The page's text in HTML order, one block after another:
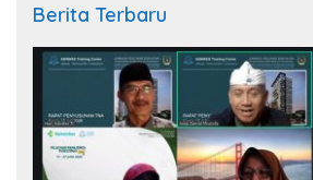
Berita Terbaru